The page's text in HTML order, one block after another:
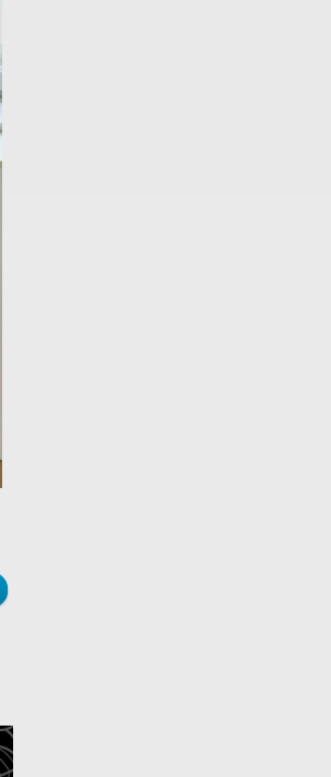
about RÁDIÓKLUB ÖRÖKÖS TAGJA 2022. - HG3IM